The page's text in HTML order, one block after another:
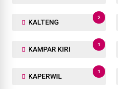
KALTENG
2
KAMPAR KIRI
1
KAPERWIL
1